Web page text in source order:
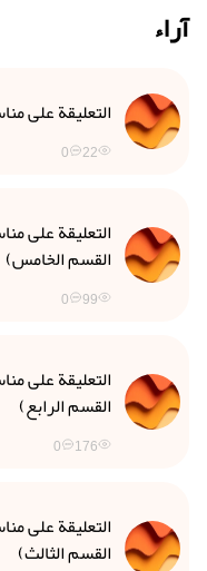
آراء
التعليقة على
22
0
التعليقة على
القسم الخامس)
99
0
التعليقة على
القسم الرابع)
176
0
التعليقة على
القسم الثالث)